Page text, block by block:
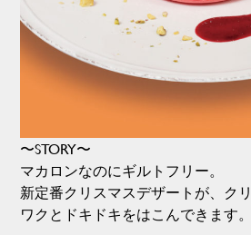
〜STORY〜
マカロンなのにギルトフリー。
新定番クリスマスデザートが、ク
ワクとドキドキをはこんできます。